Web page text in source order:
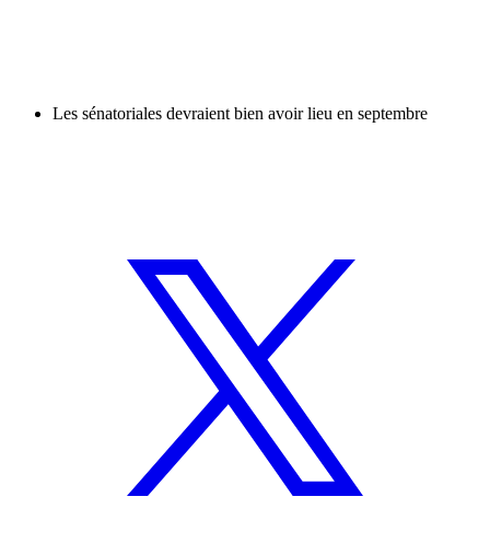
Les sénatoriales devraient bien avoir lieu en septembre